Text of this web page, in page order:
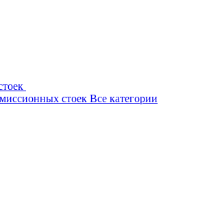
стоек Все категории